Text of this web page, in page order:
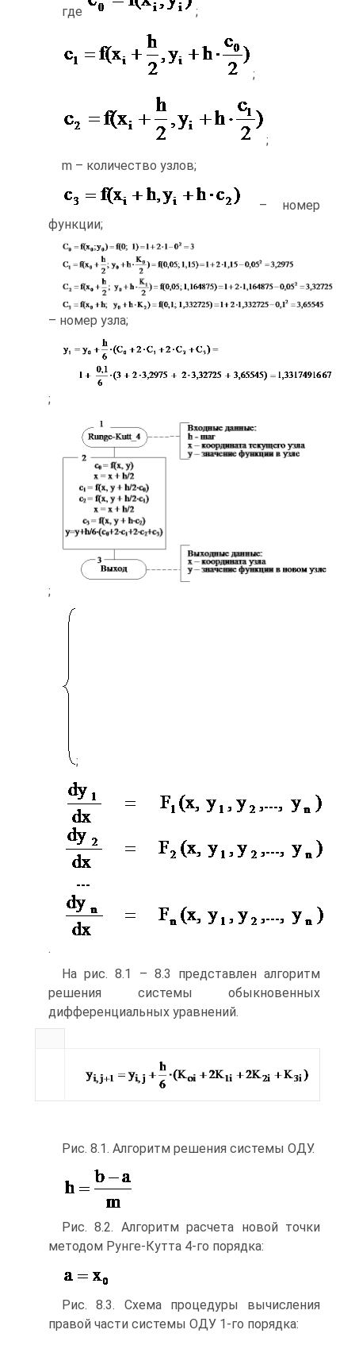
где ;
;
;
m – количество узлов;
– номер
функции;
– номер узла;
;
;
;
.
На рис. 8.1 – 8.3 представлен алгоритм
решения системы обыкновенных
дифференциальных уравнений.
Рис. 8.1. Алгоритм решения системы ОДУ.
Рис. 8.2. Алгоритм расчета новой точки
методом Рунге-Кутта 4-го порядка:
Рис. 8.3. Схема процедуры вычисления
правой части системы ОДУ 1-го порядка: